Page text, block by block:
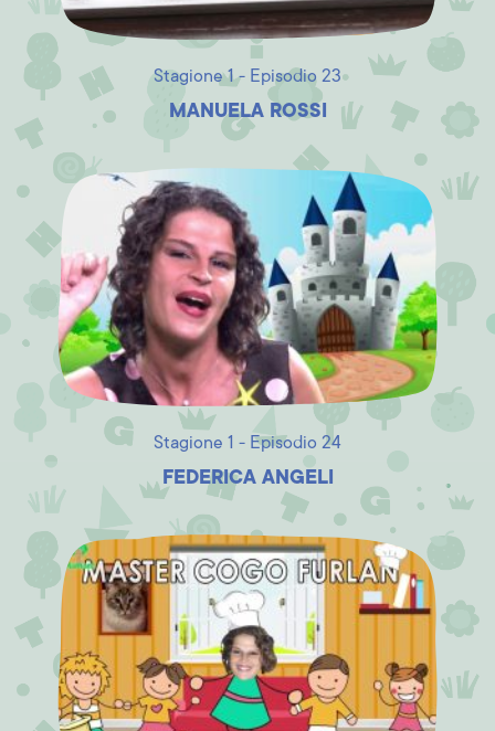
Stagione 1 - Episodio 23
MANUELA ROSSI
Stagione 1 - Episodio 24
FEDERICA ANGELI